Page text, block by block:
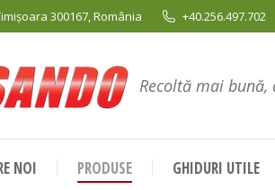
300167, România +40.256.497.702
Recoltă mai
NOI PRODUSE GHIDURI UTILE